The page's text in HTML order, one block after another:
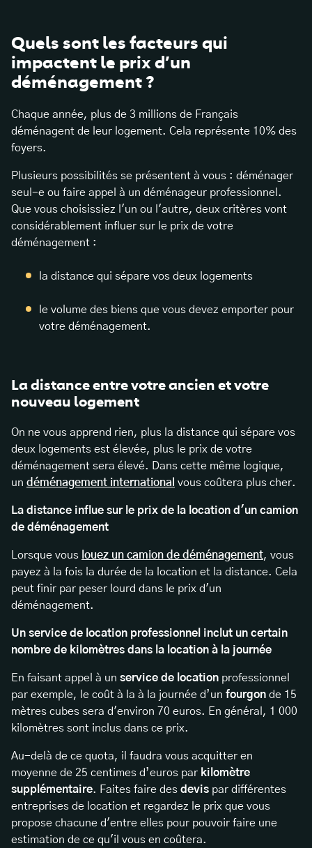
Quels sont les facteurs qui
impactent le prix d’un
déménagement ?
Chaque année, plus de 3 millions de Français
déménagent de leur logement. Cela représente 10% des
foyers.
Plusieurs possibilités se présentent à vous : déménager
seul-e ou faire appel à un déménageur professionnel.
Que vous choisissiez l'un ou l'autre, deux critères vont
considérablement influer sur le prix de votre
déménagement :
la distance qui sépare vos deux logements
le volume des biens que vous devez emporter pour
votre déménagement.
La distance entre votre ancien et votre
nouveau logement
On ne vous apprend rien, plus la distance qui sépare vos
deux logements est élevée, plus le prix de votre
déménagement sera élevé. Dans cette même logique,
un déménagement international vous coûtera plus cher.
La distance influe sur le prix de la location d'un camion
de déménagement
Lorsque vous louez un camion de déménagement, vous
payez à la fois la durée de la location et la distance. Cela
peut finir par peser lourd dans le prix d'un
déménagement.
Un service de location professionnel inclut un certain
nombre de kilomètres dans la location à la journée
En faisant appel à un service de location professionnel
par exemple, le coût à la à la journée d’un fourgon de 15
mètres cubes sera d'environ 70 euros. En général, 1 000
kilomètres sont inclus dans ce prix.
Au-delà de ce quota, il faudra vous acquitter en
moyenne de 25 centimes d’euros par kilomètre
supplémentaire. Faites faire des devis par différentes
entreprises de location et regardez le prix que vous
propose chacune d'entre elles pour pouvoir faire une
estimation de ce qu'il vous en coûtera.